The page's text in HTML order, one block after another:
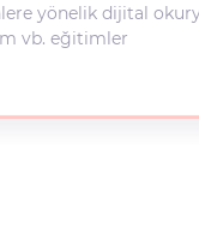
yönelik dijital
vb. eğitimler